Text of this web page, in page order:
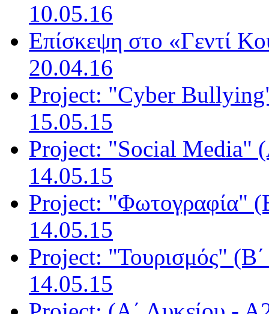
10.05.16
Επίσκεψη στο «Γεντί
20.04.16
Project: "Cyber
15.05.15
Project: "Social Media"
14.05.15
Project: "Φωτογραφία"
14.05.15
Project: "Τουρισμός"
14.05.15